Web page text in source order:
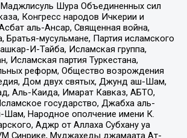
Шура Объединенных сил
Конгресс народов Ичкерии и
аль-Ансар, Священная война,
Братья-мусульмане, Партия исламского
И-Тайба, Исламская группа,
Исламская партия Туркестана,
реформ, Общество возрождения
Дом двух святых, Джунд аш-Шам,
Аль-Каида, Имарат Кавказ, АБТО,
государство, Джабха аль-
Шам, Народное ополчение имени К.
Аджр от Аллаха Субхану уа
Синрике, Муджахеды джамаата Ат-